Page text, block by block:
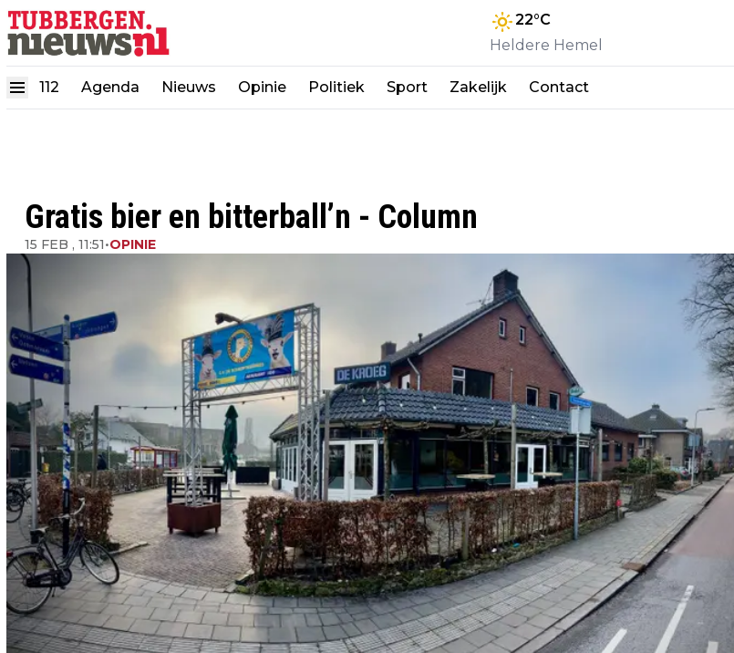
22°C
Heldere Hemel
112 Agenda Nieuws Opinie Politiek Sport Zakelijk Contact
Gratis bier en bitterball’n - Column
15 FEB , 11:51•OPINIE